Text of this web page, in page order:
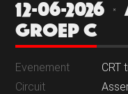
12-06-2026 |
GROEP C
Evenement
CRT
Circuit